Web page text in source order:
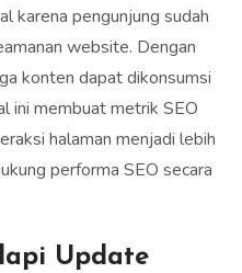
karena pengunjung sudah
website. Dengan
konten dapat dikonsumsi
ini membuat metrik SEO
halaman menjadi lebih
performa SEO secara
Update